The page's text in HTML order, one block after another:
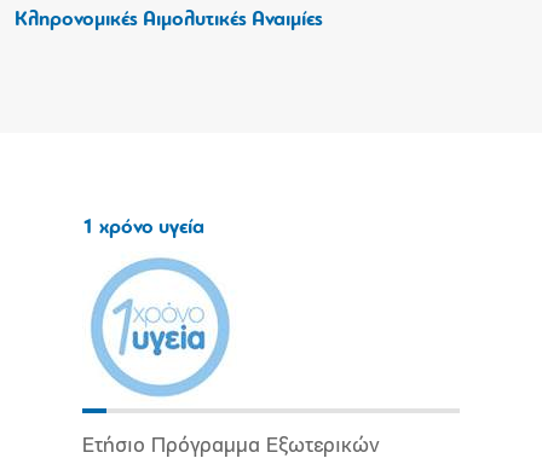
Κληρονομικές Αιμολυτικές Αναιμίες
1 χρόνο υγεία
Ετήσιο Πρόγραμμα Εξωτερικών